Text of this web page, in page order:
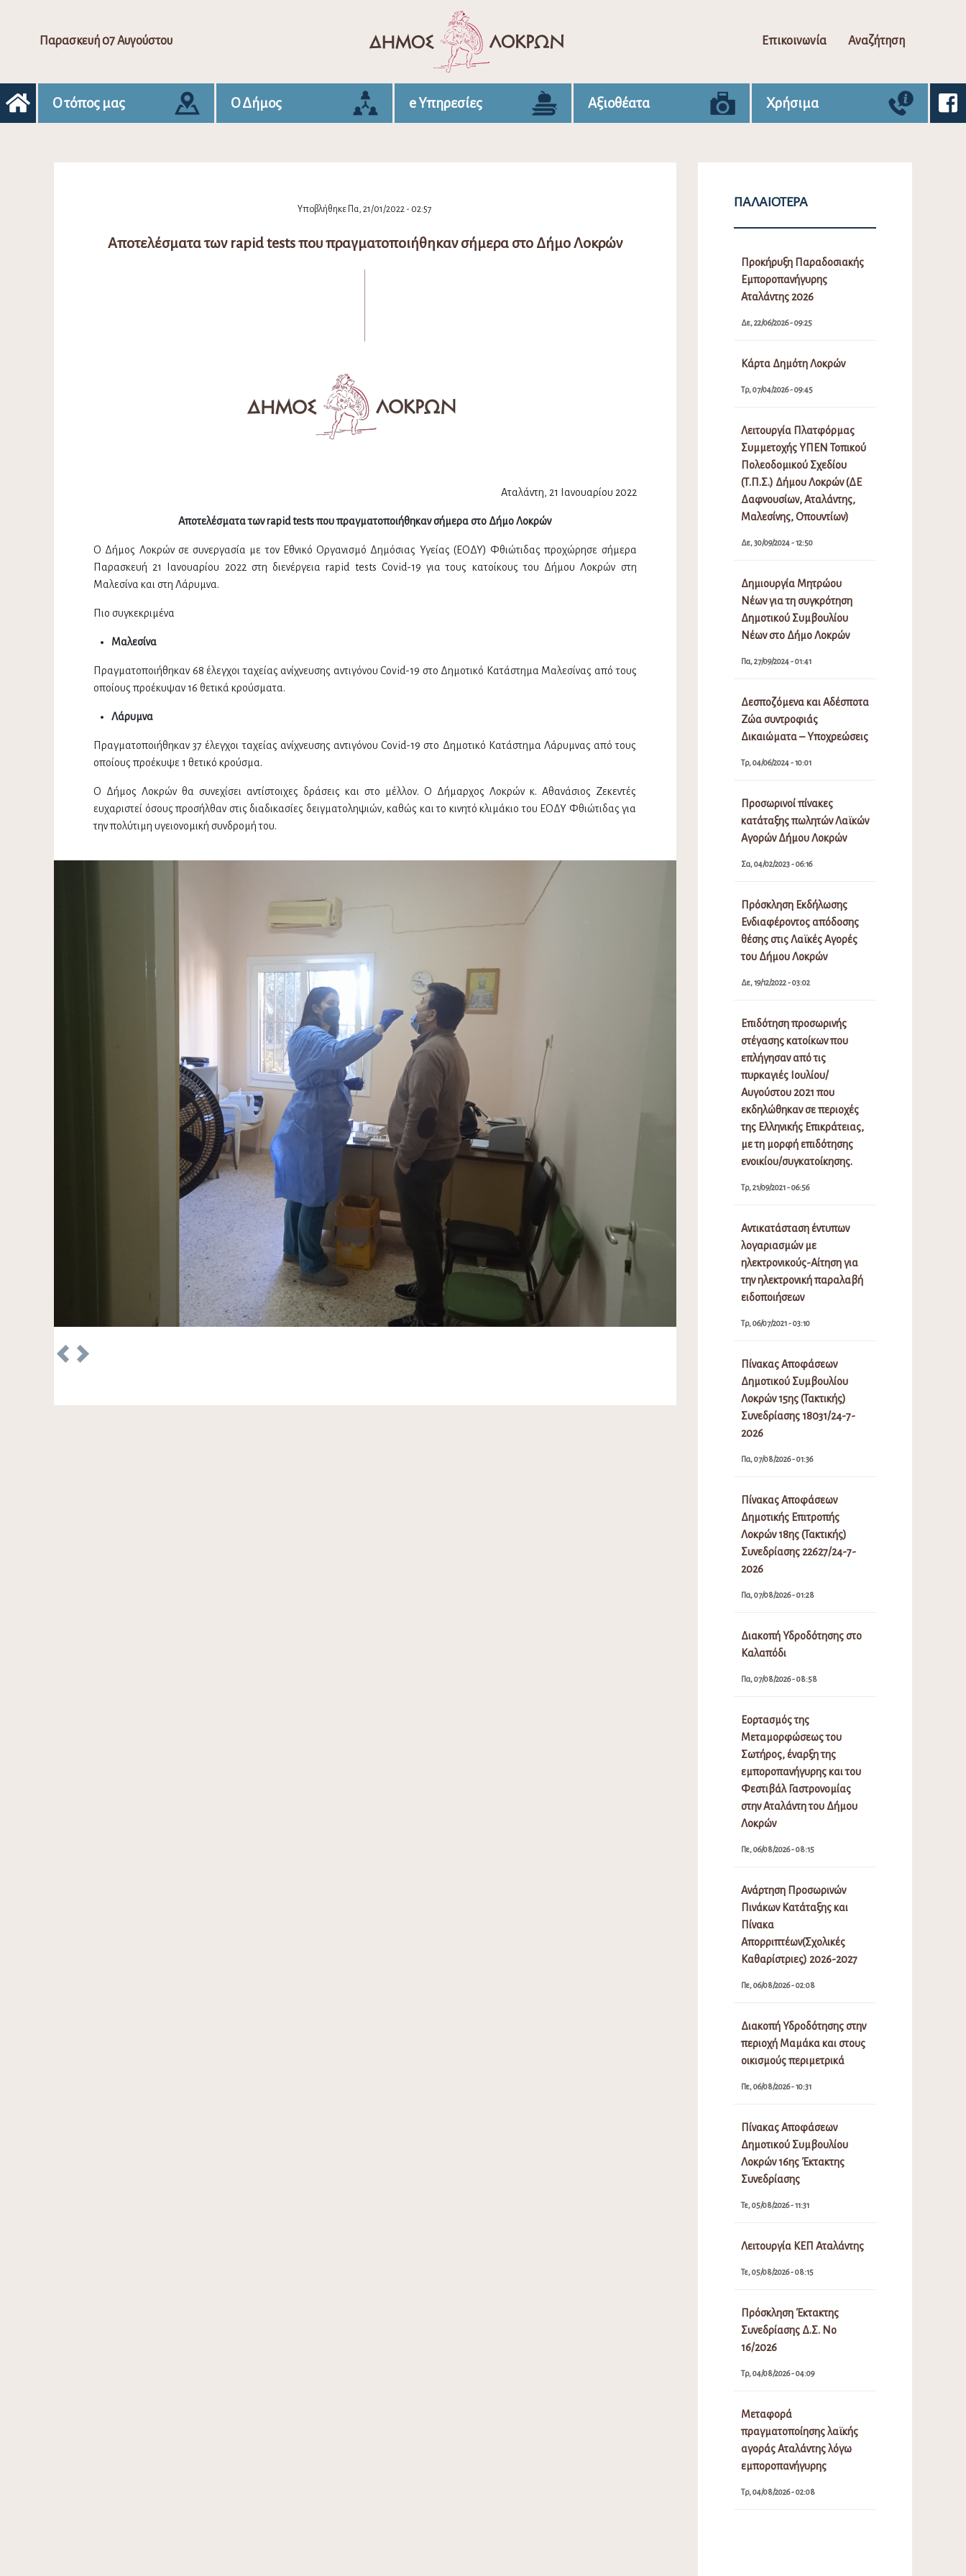
Παρασκευή 07 Αυγούστου Επικοινωνία Αναζήτηση
Ο τόπος μας Ο Δήμος e Υπηρεσίες Αξιοθέατα Χρήσιμα
Υποβλήθηκε Πα, 21/01/2022 - 02:57
Αποτελέσματα των rapid tests που πραγματοποιήθηκαν σήμερα στο Δήμο Λοκρών
Αταλάντη, 21 Ιανουαρίου 2022
Αποτελέσματα των rapid tests που πραγματοποιήθηκαν σήμερα στο Δήμο Λοκρών
Ο Δήμος Λοκρών σε συνεργασία με τον Εθνικό Οργανισμό Δημόσιας Υγείας (ΕΟΔΥ) Φθιώτιδας προχώρησε σήμερα
Παρασκευή 21 Ιανουαρίου 2022 στη διενέργεια rapid tests Covid-19 για τους κατοίκους του Δήμου Λοκρών στη
Μαλεσίνα και στη Λάρυμνα.
Πιο συγκεκριμένα
Μαλεσίνα
Πραγματοποιήθηκαν 68 έλεγχοι ταχείας ανίχνευσης αντιγόνου Covid-19 στο Δημοτικό Κατάστημα Μαλεσίνας από τους
οποίους προέκυψαν 16 θετικά κρούσματα.
Λάρυμνα
Πραγματοποιήθηκαν 37 έλεγχοι ταχείας ανίχνευσης αντιγόνου Covid-19 στο Δημοτικό Κατάστημα Λάρυμνας από τους
οποίους προέκυψε 1 θετικό κρούσμα.
Ο Δήμος Λοκρών θα συνεχίσει αντίστοιχες δράσεις και στο μέλλον. Ο Δήμαρχος Λοκρών κ. Αθανάσιος Ζεκεντές
ευχαριστεί όσους προσήλθαν στις διαδικασίες δειγματοληψιών, καθώς και το κινητό κλιμάκιο του ΕΟΔΥ Φθιώτιδας για
την πολύτιμη υγειονομική συνδρομή του.
Previous
ΠΑΛΑΙΌΤΕΡΑ
Προκήρυξη Παραδοσιακής
Εμποροπανήγυρης
Αταλάντης 2026
Δε, 22/06/2026 - 09:25
Κάρτα Δημότη Λοκρών
Τρ, 07/04/2026 - 09:45
Λειτουργία Πλατφόρμας
Συμμετοχής ΥΠΕΝ Τοπικού
Πολεοδομικού Σχεδίου
(Τ.Π.Σ.) Δήμου Λοκρών (ΔΕ
Δαφνουσίων, Αταλάντης,
Μαλεσίνης, Οπουντίων)
Δε, 30/09/2024 - 12:50
Δημιουργία Μητρώου
Νέων για τη συγκρότηση
Δημοτικού Συμβουλίου
Νέων στο Δήμο Λοκρών
Πα, 27/09/2024 - 01:41
Δεσποζόμενα και Αδέσποτα
Ζώα συντροφιάς
Δικαιώματα – Υποχρεώσεις
Τρ, 04/06/2024 - 10:01
Προσωρινοί πίνακες
κατάταξης πωλητών Λαϊκών
Αγορών Δήμου Λοκρών
Σα, 04/02/2023 - 06:16
Πρόσκληση Εκδήλωσης
Ενδιαφέροντος απόδοσης
θέσης στις Λαϊκές Αγορές
του Δήμου Λοκρών
Δε, 19/12/2022 - 03:02
Επιδότηση προσωρινής
στέγασης κατοίκων που
επλήγησαν από τις
πυρκαγιές Ιουλίου/
Αυγούστου 2021 που
εκδηλώθηκαν σε περιοχές
της Ελληνικής Επικράτειας,
με τη μορφή επιδότησης
ενοικίου/συγκατοίκησης.
Τρ, 21/09/2021 - 06:56
Αντικατάσταση έντυπων
λογαριασμών με
ηλεκτρονικούς-Αίτηση για
την ηλεκτρονική παραλαβή
ειδοποιήσεων
Τρ, 06/07/2021 - 03:10
Πίνακας Αποφάσεων
Δημοτικού Συμβουλίου
Λοκρών 15ης (Τακτικής)
Συνεδρίασης 18031/24-7-
2026
Πα, 07/08/2026 - 01:36
Πίνακας Αποφάσεων
Δημοτικής Επιτροπής
Λοκρών 18ης (Τακτικής)
Συνεδρίασης 22627/24-7-
2026
Πα, 07/08/2026 - 01:28
Διακοπή Υδροδότησης στο
Καλαπόδι
Πα, 07/08/2026 - 08:58
Εορτασμός της
Μεταμορφώσεως του
Σωτήρος, έναρξη της
εμποροπανήγυρης και του
Φεστιβάλ Γαστρονομίας
στην Αταλάντη του Δήμου
Λοκρών
Πε, 06/08/2026 - 08:15
Ανάρτηση Προσωρινών
Πινάκων Κατάταξης και
Πίνακα
Απορριπτέων(Σχολικές
Καθαρίστριες) 2026-2027
Πε, 06/08/2026 - 02:08
Διακοπή Υδροδότησης στην
περιοχή Μαμάκα και στους
οικισμούς περιμετρικά
Πε, 06/08/2026 - 10:31
Πίνακας Αποφάσεων
Δημοτικού Συμβουλίου
Λοκρών 16ης Έκτακτης
Συνεδρίασης
Τε, 05/08/2026 - 11:31
Λειτουργία ΚΕΠ Αταλάντης
Τε, 05/08/2026 - 08:15
Πρόσκληση Έκτακτης
Συνεδρίασης Δ.Σ. Νο
16/2026
Τρ, 04/08/2026 - 04:09
Μεταφορά
πραγματοποίησης λαϊκής
αγοράς Αταλάντης λόγω
εμποροπανήγυρης
Τρ, 04/08/2026 - 02:08